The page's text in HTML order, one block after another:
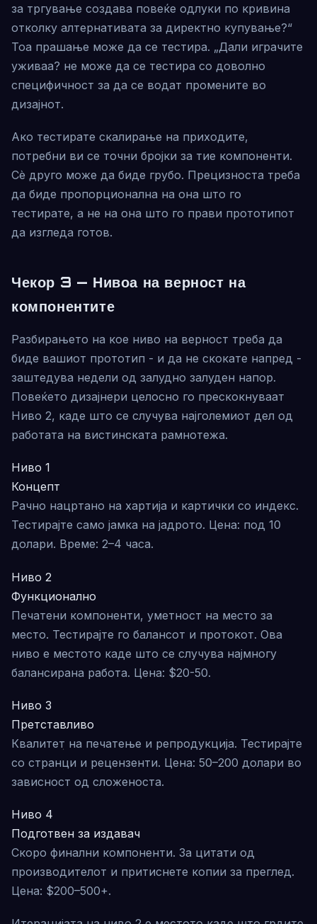
за тргување создава повеќе одлуки по кривина
отколку алтернативата за директно купување?“
Тоа прашање може да се тестира. „Дали играчите
уживаа? не може да се тестира со доволно
специфичност за да се водат промените во
дизајнот.
Ако тестирате скалирање на приходите,
потребни ви се точни бројки за тие компоненти.
Сè друго може да биде грубо. Прецизноста треба
да биде пропорционална на она што го
тестирате, а не на она што го прави прототипот
да изгледа готов.
Чекор 3 — Нивоа на верност на
компонентите
Разбирањето на кое ниво на верност треба да
биде вашиот прототип - и да не скокате напред -
заштедува недели од залудно залуден напор.
Повеќето дизајнери целосно го прескокнуваат
Ниво 2, каде што се случува најголемиот дел од
работата на вистинската рамнотежа.
Ниво 1
Концепт
Рачно нацртано на хартија и картички со индекс.
Тестирајте само јамка на јадрото. Цена: под 10
долари. Време: 2–4 часа.
Ниво 2
Функционално
Печатени компоненти, уметност на место за
место. Тестирајте го балансот и протокот. Ова
ниво е местото каде што се случува најмногу
балансирана работа. Цена: $20-50.
Ниво 3
Претставливо
Квалитет на печатење и репродукција. Тестирајте
со странци и рецензенти. Цена: 50–200 долари во
зависност од сложеноста.
Ниво 4
Подготвен за издавач
Скоро финални компоненти. За цитати од
производителот и притиснете копии за преглед.
Цена: $200–500+.